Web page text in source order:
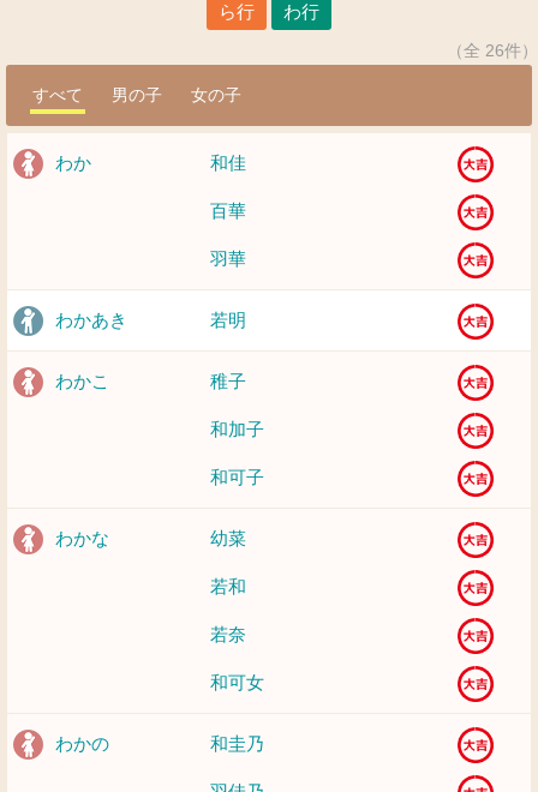
ら行 わ行
（全 26件）
すべて 男の子 女の子
わか 和佳
百華
羽華
わかあき 若明
わかこ 稚子
和加子
和可子
わかな 幼菜
若和
若奈
和可女
わかの 和圭乃